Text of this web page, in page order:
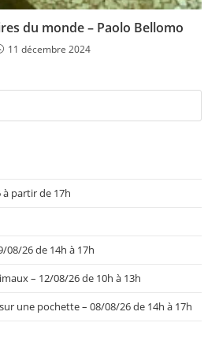
du monde – Paolo Bellomo
11 décembre 2024
à partir de 17h
08/26 de 14h à 17h
– 12/08/26 de 10h à 13h
une pochette – 08/08/26 de 14h à 17h